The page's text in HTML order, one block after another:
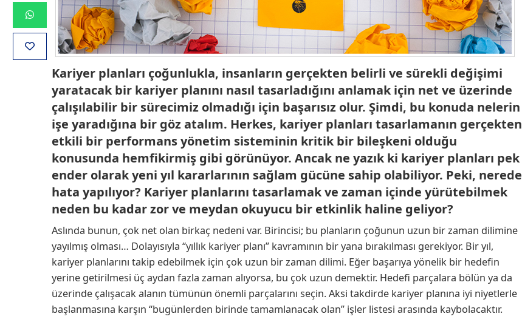
Kariyer planları çoğunlukla, insanların gerçekten belirli ve sürekli değişimi
yaratacak bir kariyer planını nasıl tasarladığını anlamak için net ve üzerinde
çalışılabilir bir sürecimiz olmadığı için başarısız olur. Şimdi, bu konuda nelerin
işe yaradığına bir göz atalım. Herkes, kariyer planları tasarlamanın gerçekten
etkili bir performans yönetim sisteminin kritik bir bileşkeni olduğu
konusunda hemfikirmiş gibi görünüyor. Ancak ne yazık ki kariyer planları pek
ender olarak yeni yıl kararlarının sağlam gücüne sahip olabiliyor. Peki, nerede
hata yapılıyor? Kariyer planlarını tasarlamak ve zaman içinde yürütebilmek
neden bu kadar zor ve meydan okuyucu bir etkinlik haline geliyor?
Aslında bunun, çok net olan birkaç nedeni var. Birincisi; bu planların çoğunun uzun bir zaman dilimine
yayılmış olması… Dolayısıyla “yıllık kariyer planı” kavramının bir yana bırakılması gerekiyor. Bir yıl,
kariyer planlarını takip edebilmek için çok uzun bir zaman dilimi. Eğer başarıya yönelik bir hedefin
yerine getirilmesi üç aydan fazla zaman alıyorsa, bu çok uzun demektir. Hedefi parçalara bölün ya da
üzerinde çalışacak alanın tümünün önemli parçalarını seçin. Aksi takdirde kariyer planına iyi niyetlerle
başlanmasına karşın “bugünlerden birinde tamamlanacak olan” işler listesi arasında kaybolacaktır.